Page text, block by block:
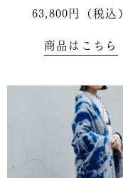
63,800円（税込）
商品はこちら